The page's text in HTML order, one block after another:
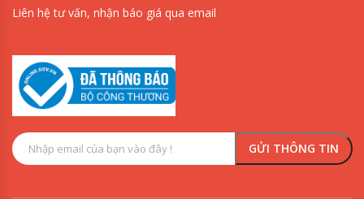
Liên hệ tư vấn, nhận báo giá qua email